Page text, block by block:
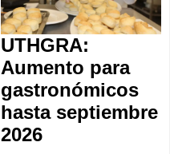
UTHGRA:
Aumento para
gastronómicos
hasta septiembre
2026UTHGRA: